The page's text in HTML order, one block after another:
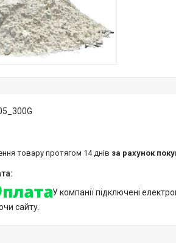
товару протягом 14 днів за рахунок
У компанії підключені
сайту.